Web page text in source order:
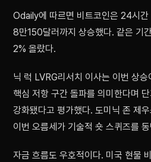
Odaily에 따르면 비트코인은 24시
8만150달러까지 상승했다. 같은 기
2% 올랐다.
닉 럭 LVRG리서치 이사는 이번 상
핵심 저항 구간 돌파를 의미한다며
강화됐다고 평가했다. 도미닉 존 제
이번 오름세가 기술적 숏 스퀴즈를
자금 흐름도 우호적이다. 미국 현물